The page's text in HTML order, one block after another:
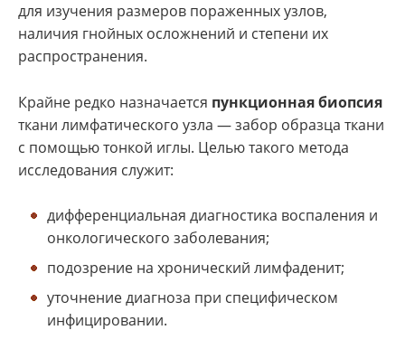
для изучения размеров пораженных узлов,
наличия гнойных осложнений и степени их
распространения.
Крайне редко назначается пункционная биопсия
ткани лимфатического узла — забор образца ткани
с помощью тонкой иглы. Целью такого метода
исследования служит:
дифференциальная диагностика воспаления и
онкологического заболевания;
подозрение на хронический лимфаденит;
уточнение диагноза при специфическом
инфицировании.